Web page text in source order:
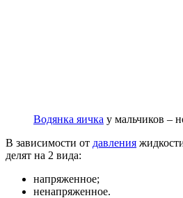
Водянка яичка у мальчиков –
В зависимости от давления
делят на 2 вида:
напряженное;
ненапряженное.